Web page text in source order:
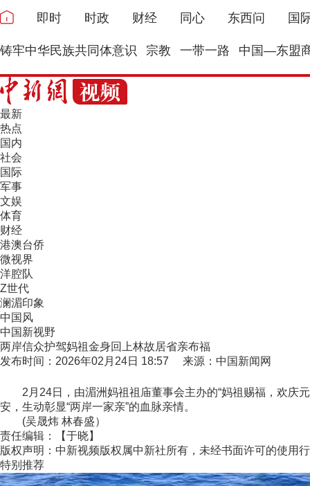
即时 时政 财经 同心 东西问 国
铸牢中华民族共同体意识 宗教 一带一路 中国—东盟
最新
热点
国内
社会
国际
军事
文娱
体育
财经
港澳台侨
微视界
洋腔队
Z世代
澜湄印象
中国风
中国新视野
两岸信众护驾妈祖金身回上林故居省亲布福
发布时间：2026年02月24日 18:57 来源：中国新闻网
2月24日，由湄洲妈祖祖庙董事会主办的“妈祖赐福，欢庆
安，生动彰显“两岸一家亲”的血脉亲情。
(吴晟炜 林春盛）
责任编辑：【于晓】
版权声明：中新视频版权属中新社所有，未经书面许可的使用
特别推荐